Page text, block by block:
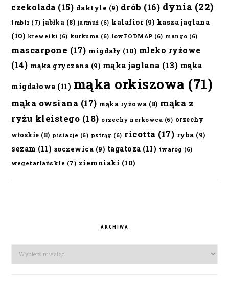
czekolada (15) daktyle (9) drób (16) dynia (22)
imbir (7) jabłka (8) jarmuż (6) kalafior(9) kasza jaglana
(10) krewetki (6) kurkuma (6) lowFODMAP (6) mango (6)
mascarpone (17) migdały (10) mleko ryżowe
(14) mąka gryczana (9) mąka jaglana (13) mąka
migdałowa (11) mąka orkiszowa (71)
mąka owsiana (17) mąka ryżowa (8) mąka z
ryżu kleistego (18) orzechy nerkowca (6) orzechy
włoskie (8) pistacje (6) pstrąg (6) ricotta (17) ryba (9)
sezam (11) soczewica (9) tagatoza (11) twaróg (6)
wegetariańskie (7) ziemniaki (10)
ARCHIWA
Archiwa